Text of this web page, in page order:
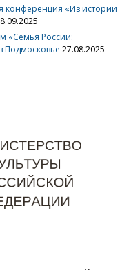
конференция «Из истории
«Семья России:
Подмосковье 27.08.2025